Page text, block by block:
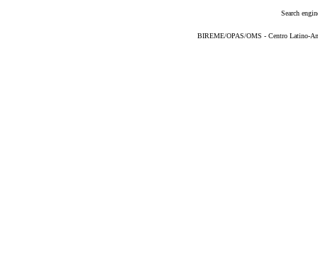
Search
BIREME/OPAS/OMS - Centro Latino-